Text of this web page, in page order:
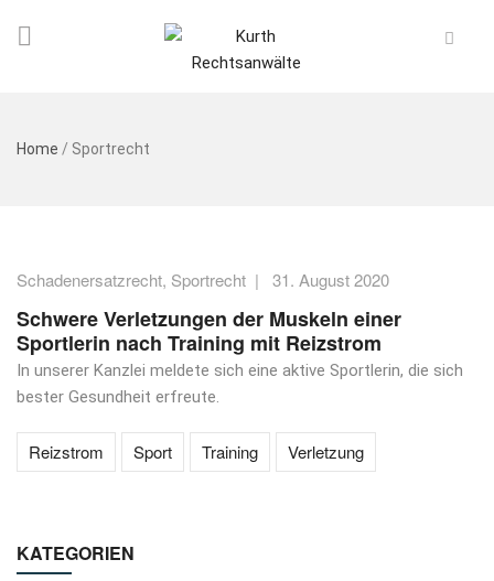
Home / Sportrecht
Schadenersatzrecht, Sportrecht | 31. August 2020
Schwere Verletzungen der Muskeln einer
Sportlerin nach Training mit Reizstrom
In unserer Kanzlei meldete sich eine aktive Sportlerin, die sich
bester Gesundheit erfreute.
Reizstrom Sport Training Verletzung
KATEGORIEN